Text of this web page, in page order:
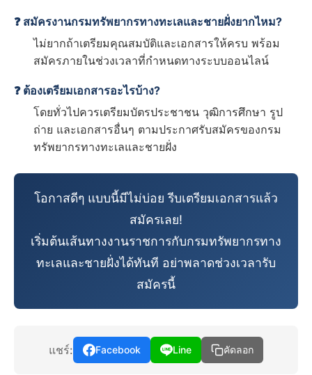
❓ สมัครงานกรมทรัพยากรทางทะเลและชายฝั่งยากไหม?
ไม่ยากถ้าเตรียมคุณสมบัติและเอกสารให้ครบ พร้อม
สมัครภายในช่วงเวลาที่กำหนดทางระบบออนไลน์
❓ ต้องเตรียมเอกสารอะไรบ้าง?
โดยทั่วไปควรเตรียมบัตรประชาชน วุฒิการศึกษา รูป
ถ่าย และเอกสารอื่นๆ ตามประกาศรับสมัครของกรม
ทรัพยากรทางทะเลและชายฝั่ง
โอกาสดีๆ แบบนี้มีไม่บ่อย รีบเตรียมเอกสารแล้ว
สมัครเลย!
เริ่มต้นเส้นทางงานราชการกับกรมทรัพยากรทาง
ทะเลและชายฝั่งได้ทันที อย่าพลาดช่วงเวลารับ
สมัครนี้
แชร์: Facebook Line คัดลอก